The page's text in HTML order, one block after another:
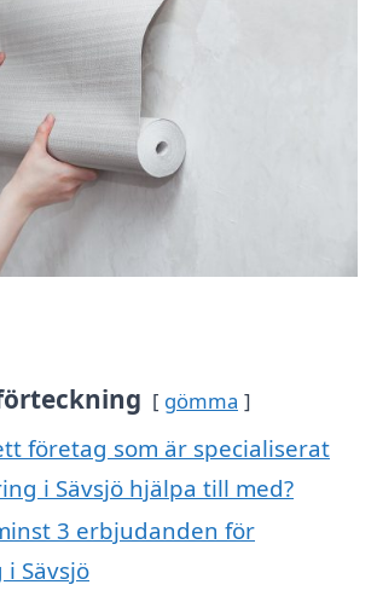
gömma
företag som är specialiserat
i Sävsjö hjälpa till med?
3 erbjudanden för
Sävsjö